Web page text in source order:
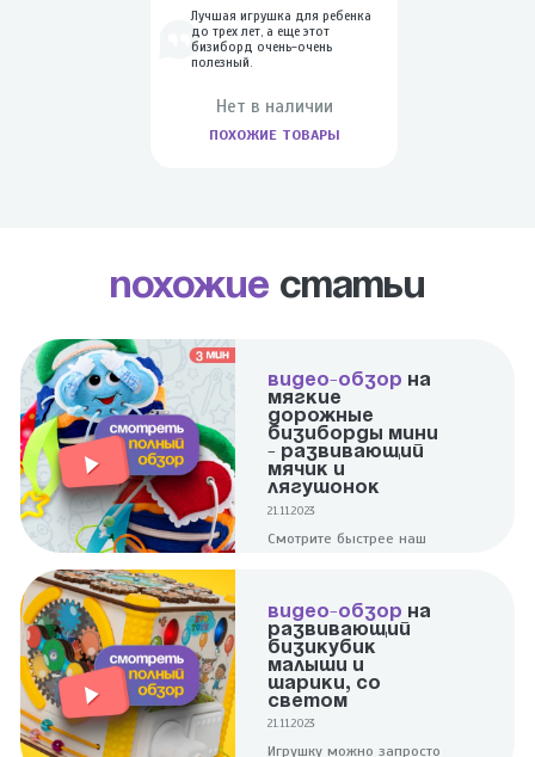
Лучшая игрушка для ребенка
до трех лет, а еще этот
бизиборд очень-очень
полезный.
Нет в наличии
ПОХОЖИЕ ТОВАРЫ
Похожие статьи
ВИДЕО-ОБЗОР НА
МЯГКИЕ
ДОРОЖНЫЕ
БИЗИБОРДЫ МИНИ
- РАЗВИВАЮЩИЙ
МЯЧИК И
ЛЯГУШОНОК
21.11.2023
Смотрите быстрее наш
мини мячики -
Развивающий и
Лягушонок!
ВИДЕО-ОБЗОР НА
РАЗВИВАЮЩИЙ
БИЗИКУБИК
МАЛЫШИ И
ШАРИКИ, СО
СВЕТОМ
21.11.2023
Игрушку можно запросто